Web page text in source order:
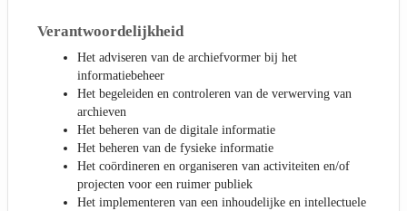
Verantwoordelijkheid
Het adviseren van de archiefvormer bij het
informatiebeheer
Het begeleiden en controleren van de verwerving van
archieven
Het beheren van de digitale informatie
Het beheren van de fysieke informatie
Het coördineren en organiseren van activiteiten en/of
projecten voor een ruimer publiek
Het implementeren van een inhoudelijke en intellectuele